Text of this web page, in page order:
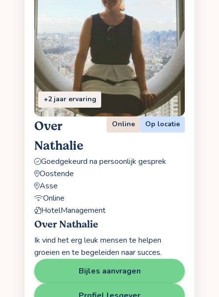
+2 jaar ervaring
Over
Nathalie
Online Op locatie
Goedgekeurd na persoonlijk gesprek
Oostende
Asse
Online
HotelManagement
Over Nathalie
Ik vind het erg leuk mensen te helpen
groeien en te begeleiden naar succes.
Bijles aanvragen